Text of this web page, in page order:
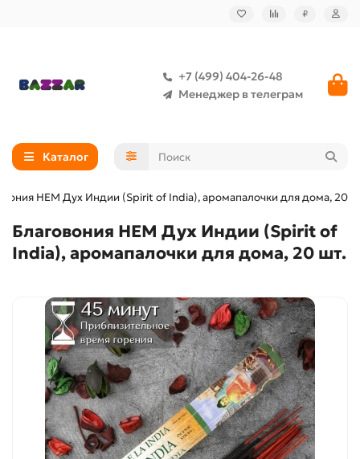
₽
+7 (499) 404-26-48
Менеджер в телеграм
Каталог
HEM Дух Индии (Spirit of India), аромапалочки для дома, 20
Благовония HEM Дух Индии (Spirit of
India), аромапалочки для дома, 20 шт.